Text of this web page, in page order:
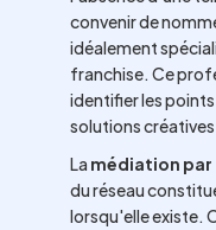
convenir de
idéalement
franchise. Ce
identifier les
solutions
La médiation
du réseau
lorsqu'elle existe.